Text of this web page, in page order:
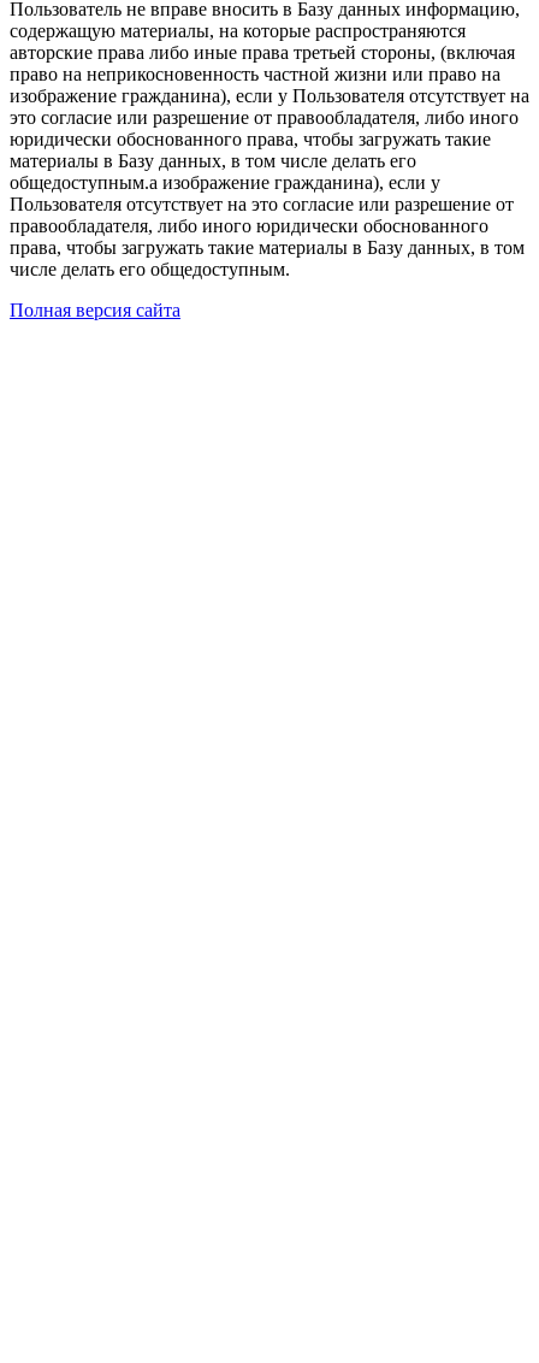
Пользователь не вправе вносить в Базу данных информацию,
содержащую материалы, на которые распространяются
авторские права либо иные права третьей стороны, (включая
право на неприкосновенность частной жизни или право на
изображение гражданина), если у Пользователя отсутствует на
это согласие или разрешение от правообладателя, либо иного
юридически обоснованного права, чтобы загружать такие
материалы в Базу данных, в том числе делать его
общедоступным.а изображение гражданина), если у
Пользователя отсутствует на это согласие или разрешение от
правообладателя, либо иного юридически обоснованного
права, чтобы загружать такие материалы в Базу данных, в том
числе делать его общедоступным.
Полная версия сайта